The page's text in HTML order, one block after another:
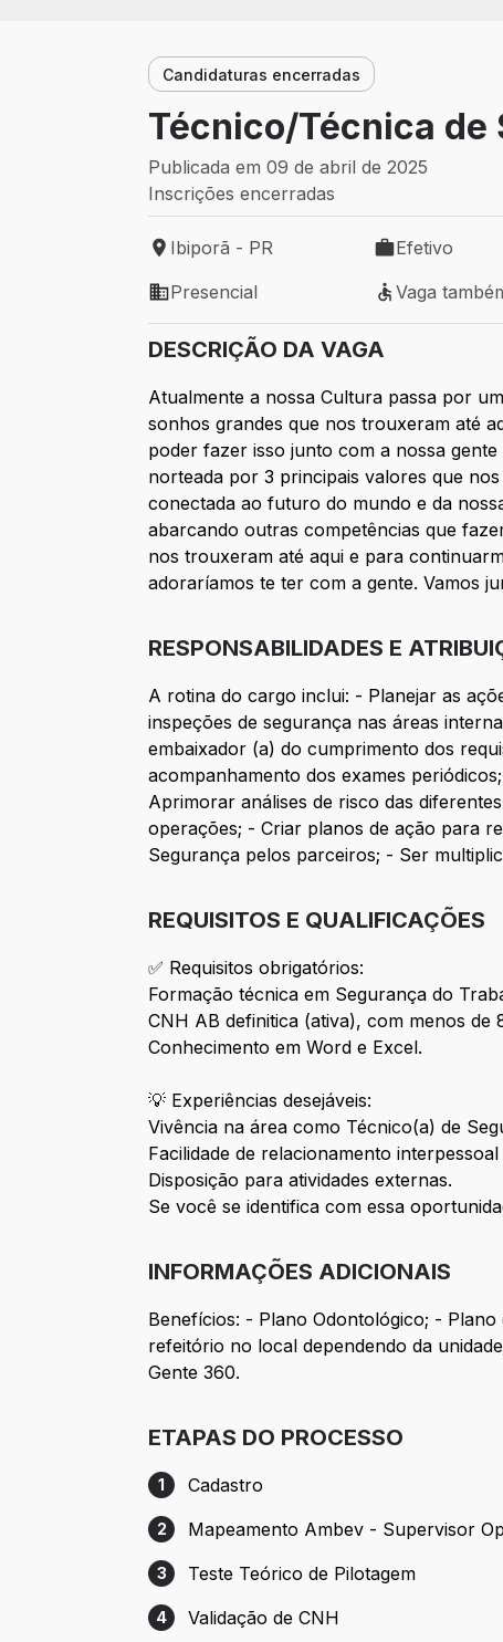
Candidaturas encerradas
Técnico/Técnica de
Publicada em 09 de abril de 2025
Inscrições encerradas
Local de trabalho: Ibiporã - PR
Ibiporã - PR
Tipo de vaga:
Efetivo
Modelo de trabalho: Presencial
Presencial
Vaga também
Vaga
DESCRIÇÃO DA VAGA
Atualmente a nossa Cultura passa por
sonhos grandes que nos trouxeram até
poder fazer isso junto com a nossa
norteada por 3 principais valores que
conectada ao futuro do mundo e da
abarcando outras competências que
nos trouxeram até aqui e para
adoraríamos te ter com a gente. Vamos
RESPONSABILIDADES E
A rotina do cargo inclui: - Planejar as
inspeções de segurança nas áreas
embaixador (a) do cumprimento dos
acompanhamento dos exames
Aprimorar análises de risco das
operações; - Criar planos de ação para
Segurança pelos parceiros; - Ser
REQUISITOS E QUALIFICAÇÕES
✅ Requisitos obrigatórios:
Formação técnica em Segurança do
CNH AB definitica (ativa), com menos
Conhecimento em Word e Excel.
💡 Experiências desejáveis:
Vivência na área como Técnico(a) de
Facilidade de relacionamento
Disposição para atividades externas.
Se você se identifica com essa
INFORMAÇÕES ADICIONAIS
Benefícios: - Plano Odontológico; -
refeitório no local dependendo da
Gente 360.
ETAPAS DO PROCESSO
Etapa 1: Cadastro
1 Cadastro
Etapa 2: Mapeamento Ambev -
2 Mapeamento Ambev - Supervisor
Etapa 3: Teste Teórico de Pilotagem
3 Teste Teórico de Pilotagem
Etapa 4: Validação de CNH
4 Validação de CNH